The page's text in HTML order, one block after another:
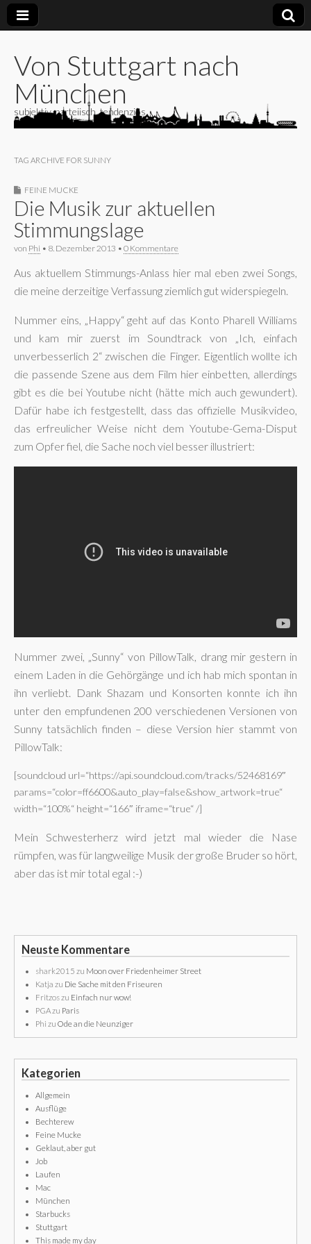
Von Stuttgart nach
München
subjektiv, parteiisch, tendenziös
TAG ARCHIVE FOR SUNNY
FEINE MUCKE
Die Musik zur aktuellen
Stimmungslage
von Phi • 8. Dezember 2013 • 0 Kommentare
Aus aktuellem Stimmungs-Anlass hier mal eben zwei Songs,
die meine derzeitige Verfassung ziemlich gut widerspiegeln.
Nummer eins, „Happy“ geht auf das Konto Pharell Williams
und kam mir zuerst im Soundtrack von „Ich, einfach
unverbesserlich 2“ zwischen die Finger. Eigentlich wollte ich
die passende Szene aus dem Film hier einbetten, allerdings
gibt es die bei Youtube nicht (hätte mich auch gewundert).
Dafür habe ich festgestellt, dass das offizielle Musikvideo,
das erfreulicher Weise nicht dem Youtube-Gema-Disput
zum Opfer fiel, die Sache noch viel besser illustriert:
Nummer zwei, „Sunny“ von PillowTalk, drang mir gestern in
einem Laden in die Gehörgänge und ich hab mich spontan in
ihn verliebt. Dank Shazam und Konsorten konnte ich ihn
unter den empfundenen 200 verschiedenen Versionen von
Sunny tatsächlich finden – diese Version hier stammt von
PillowTalk:
[soundcloud url=“https://api.soundcloud.com/tracks/52468169″
params=“color=ff6600&auto_play=false&show_artwork=true“
width=“100%“ height=“166″ iframe=“true“ /]
Mein Schwesterherz wird jetzt mal wieder die Nase
rümpfen, was für langweilige Musik der große Bruder so hört,
aber das ist mir total egal :-)
Neuste Kommentare
shark2015 zu Moon over Friedenheimer Street
Katja zu Die Sache mit den Friseuren
Fritzoszu Einfach nur wow!
PGAzu Paris
Phi zu Ode an die Neunziger
Kategorien
Allgemein
Ausflüge
Bechterew
Feine Mucke
Geklaut, aber gut
Job
Laufen
Mac
München
Starbucks
Stuttgart
This made my day